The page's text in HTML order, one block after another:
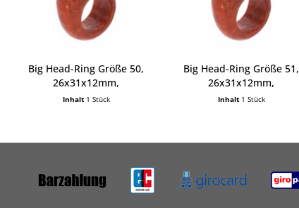
Big Head-Ring Größe 50,
26x31x12mm,
Schaumkoralle
Inhalt 1 Stück
Big Head-Ring Größe 51,
26x31x12mm,
Schaumkoralle
Inhalt 1 Stück